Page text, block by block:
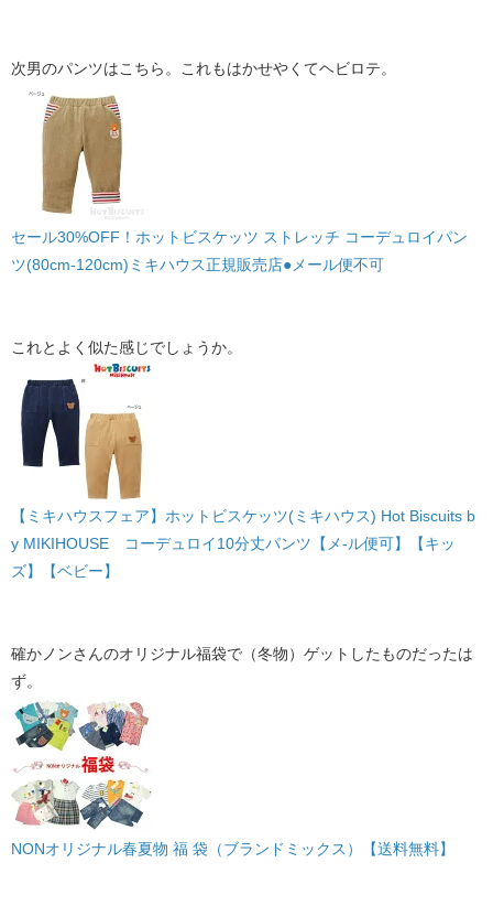
次男のパンツはこちら。これもはかせやくてヘビロテ。
セール30%OFF！ホットビスケッツ ストレッチ コーデュロイパン
ツ(80cm-120cm)ミキハウス正規販売店●メール便不可
これとよく似た感じでしょうか。
【ミキハウスフェア】ホットビスケッツ(ミキハウス) Hot Biscuits b
y MIKIHOUSE コーデュロイ10分丈パンツ【メ-ル便可】【キッ
ズ】【ベビー】
確かノンさんのオリジナル福袋で（冬物）ゲットしたものだったは
ず。
NONオリジナル春夏物 福 袋（ブランドミックス）【送料無料】